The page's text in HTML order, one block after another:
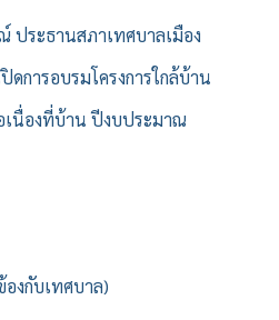
ประธานสภาเทศบาลเมือง
ดการอบรมโครงการใกล้บ้าน
เนื่องที่บ้าน ปีงบประมาณ
งกับเทศบาล)